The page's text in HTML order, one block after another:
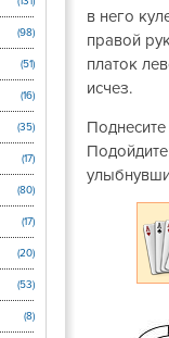
(98)
(51)
(16)
(35)
(17)
(80)
(17)
(20)
(53)
(8)
в него
правой
платок
исчез.